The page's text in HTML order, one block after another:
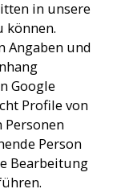
in unsere
können.
Angaben und
Google
Profile von
Person
Bearbeitung